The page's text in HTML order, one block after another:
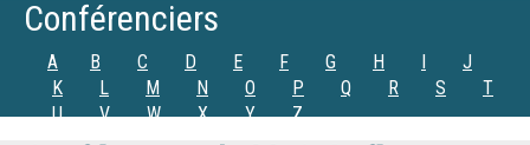
Conférenciers
A B C D E F G H I
J
K
L M N O P Q R S
T
U
V W X Y Z